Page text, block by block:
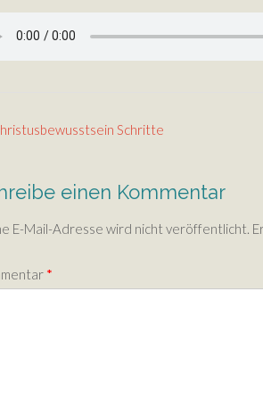
Schritte
einen Kommentar
E-Mail-Adresse wird nicht veröffentlicht.
*